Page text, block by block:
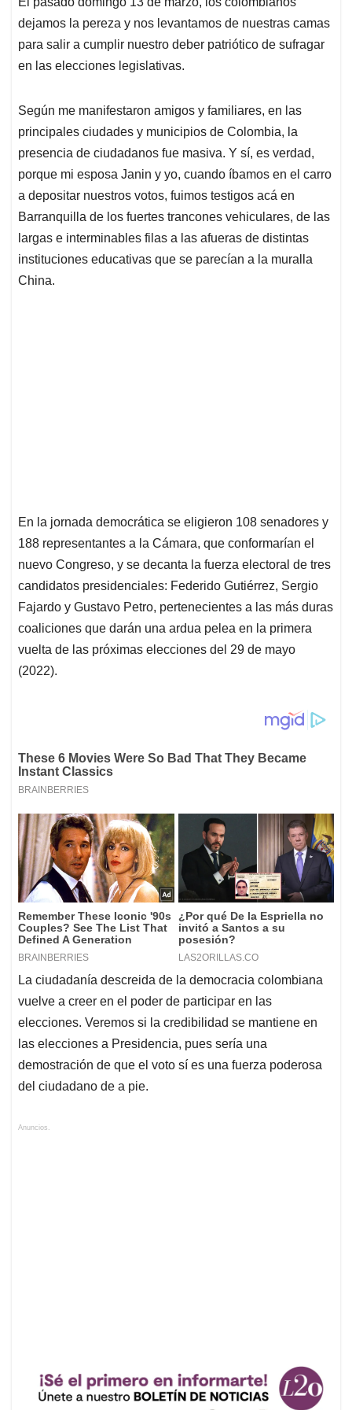
s
A
p
p
b
o
o
k
e
d
I
n
l
a
d
s
dejamos la pereza y nos levantamos de nuestras camas
para salir a cumplir nuestro deber patriótico de sufragar
en las elecciones legislativas.
Según me manifestaron amigos y familiares, en las
principales ciudades y municipios de Colombia, la
presencia de ciudadanos fue masiva. Y sí, es verdad,
porque mi esposa Janin y yo, cuando íbamos en el carro
a depositar nuestros votos, fuimos testigos acá en
Barranquilla de los fuertes trancones vehiculares, de las
largas e interminables filas a las afueras de distintas
instituciones educativas que se parecían a la muralla
China.
En la jornada democrática se eligieron 108 senadores y
188 representantes a la Cámara, que conformarían el
nuevo Congreso, y se decanta la fuerza electoral de tres
candidatos presidenciales: Federido Gutiérrez, Sergio
Fajardo y Gustavo Petro, pertenecientes a las más duras
coaliciones que darán una ardua pelea en la primera
vuelta de las próximas elecciones del 29 de mayo
(2022).
La ciudadanía descreida de la democracia colombiana
vuelve a creer en el poder de participar en las
elecciones. Veremos si la credibilidad se mantiene en
las elecciones a Presidencia, pues sería una
demostración de que el voto sí es una fuerza poderosa
del ciudadano de a pie.
Anuncios.